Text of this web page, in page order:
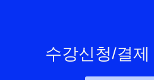
수강신청/결제